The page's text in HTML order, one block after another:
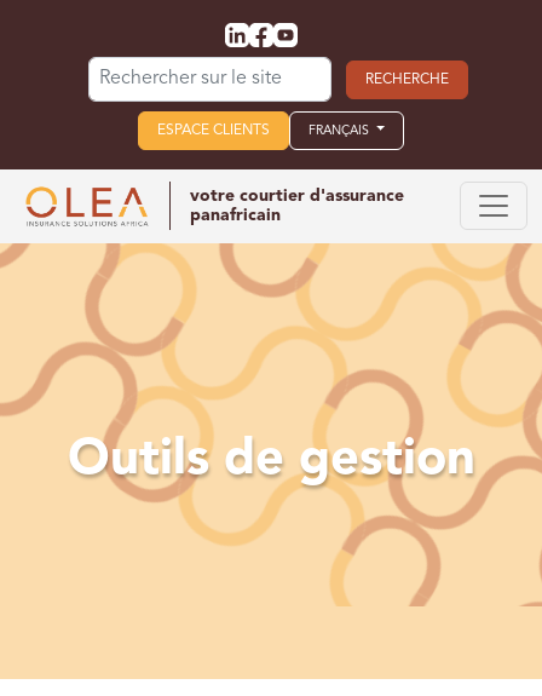
Search for:
ESPACE CLIENTS FRANÇAIS
votre courtier d'assurance
panafricain
Outils de gestion